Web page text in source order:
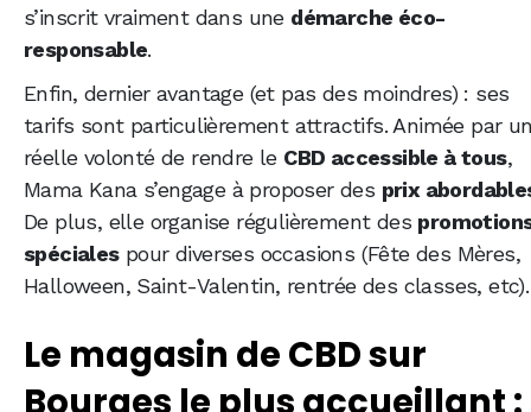
s’inscrit vraiment dans une démarche éco-
responsable.
Enfin, dernier avantage (et pas des moindres) : ses
tarifs sont particulièrement attractifs. Animée par
réelle volonté de rendre le CBD accessible à tous,
Mama Kana s’engage à proposer des prix
De plus, elle organise régulièrement des
spécialespour diverses occasions (Fête des Mères,
Halloween, Saint-Valentin, rentrée des classes, etc).
Le magasin de CBD sur